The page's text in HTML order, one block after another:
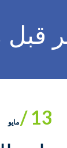
قبل
13 / مايو